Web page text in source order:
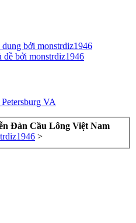
bởi monstrdiz1946
đề bởi monstrdiz1946
VA
Đàn Cầu Lông Việt Nam
>